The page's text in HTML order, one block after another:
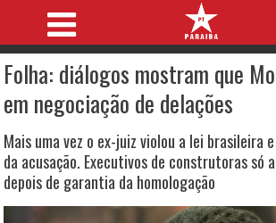
Folha: diálogos mostram que
em negociação de delações
Mais uma vez o ex-juiz violou a lei brasileira
da acusação. Executivos de construtoras só
depois de garantia da homologação